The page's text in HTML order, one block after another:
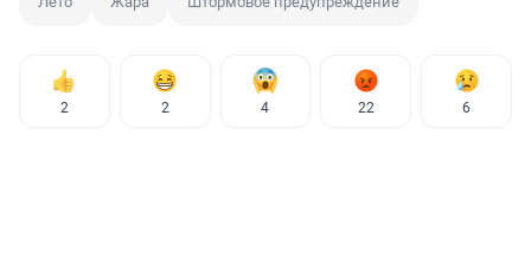
2 2 4 22 6